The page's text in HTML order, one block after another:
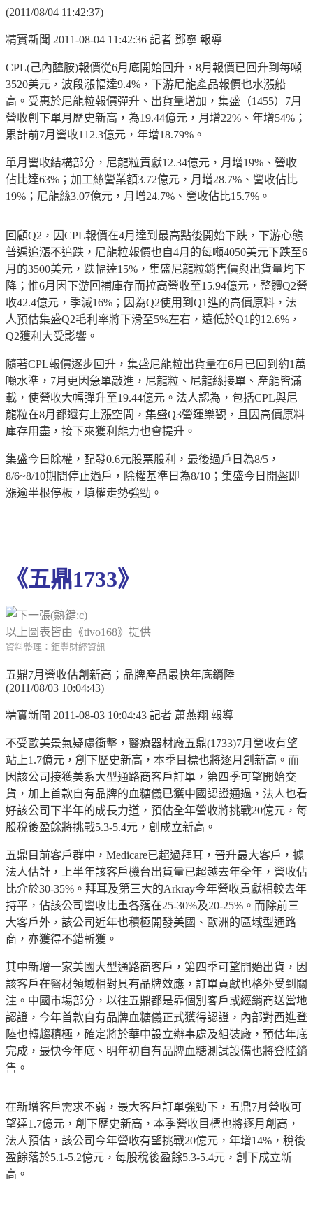
(2011/08/04 11:42:37)
精實新聞 2011-08-04 11:42:36 記者 鄧寧 報導
CPL(己內醯胺)報價從6月底開始回升，8月報價已回升到每噸
3520美元，波段漲幅達9.4%，下游尼龍產品報價也水漲船
高。受惠於尼龍粒報價彈升、出貨量增加，集盛（1455）7月
營收創下單月歷史新高，為19.44億元，月增22%、年增54%；
累計前7月營收112.3億元，年增18.79%。
單月營收結構部分，尼龍粒貢獻12.34億元，月增19%、營收
佔比達63%；加工絲營業額3.72億元，月增28.7%、營收佔比
19%；尼龍絲3.07億元，月增24.7%、營收佔比15.7%。
回顧Q2，因CPL報價在4月達到最高點後開始下跌，下游心態
普遍追漲不追跌，尼龍粒報價也自4月的每噸4050美元下跌至6
月的3500美元，跌幅達15%，集盛尼龍粒銷售價與出貨量均下
降；惟6月因下游回補庫存而拉高營收至15.94億元，整體Q2營
收42.4億元，季減16%；因為Q2使用到Q1進的高價原料，法
人預估集盛Q2毛利率將下滑至5%左右，遠低於Q1的12.6%，
Q2獲利大受影響。
隨著CPL報價逐步回升，集盛尼龍粒出貨量在6月已回到約1萬
噸水準，7月更因急單敲進，尼龍粒、尼龍絲接單、產能皆滿
載，使營收大幅彈升至19.44億元。法人認為，包括CPL與尼
龍粒在8月都還有上漲空間，集盛Q3營運樂觀，且因高價原料
庫存用盡，接下來獲利能力也會提升。
集盛今日除權，配發0.6元股票股利，最後過戶日為8/5，
8/6~8/10期間停止過戶，除權基準日為8/10；集盛今日開盤即
漲逾半根停板，填權走勢強勁。
《五鼎1733》
以上圖表皆由《tivo168》提供
資料整理：鉅豐財經資訊
五鼎7月營收估創新高；品牌產品最快年底銷陸
(2011/08/03 10:04:43)
精實新聞 2011-08-03 10:04:43 記者 蕭燕翔 報導
不受歐美景氣疑慮衝擊，醫療器材廠五鼎(1733)7月營收有望
站上1.7億元，創下歷史新高，本季目標也將逐月創新高。而
因該公司接獲美系大型通路商客戶訂單，第四季可望開始交
貨，加上首款自有品牌的血糖儀已獲中國認證通過，法人也看
好該公司下半年的成長力道，預估全年營收將挑戰20億元，每
股稅後盈餘將挑戰5.3-5.4元，創成立新高。
五鼎目前客戶群中， Medicare已超過拜耳，晉升最大客戶，據
法人估計，上半年該客戶機台出貨量已超越去年全年，營收佔
比介於30-35% 。拜耳及第三大的Arkray今年營收貢獻相較去年
持平，佔該公司營收比重各落在25-30%及20-25% 。而除前三
大客戶外，該公司近年也積極開發美國、歐洲的區域型通路
商，亦獲得不錯斬獲。
其中新增一家美國大型通路商客戶，第四季可望開始出貨，因
該客戶在醫材領域相對具有品牌效應，訂單貢獻也格外受到關
注。中國市場部分，以往五鼎都是靠個別客戶或經銷商送當地
認證，今年首款自有品牌血糖儀正式獲得認證，內部對西進登
陸也轉趨積極，確定將於華中設立辦事處及組裝廠，預估年底
完成，最快今年底、明年初自有品牌血糖測試設備也將登陸銷
售。
在新增客戶需求不弱，最大客戶訂單強勁下，五鼎7月營收可
望達1.7億元，創下歷史新高，本季營收目標也將逐月創高，
法人預估，該公司今年營收有望挑戰20億元，年增14% ，稅後
盈餘落於5.1-5.2億元，每股稅後盈餘5.3-5.4元，創下成立新
高。